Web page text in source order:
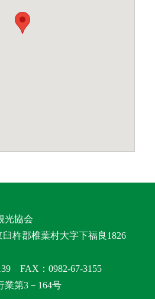
光協会
杵郡椎葉村大字下福良1826
FAX：0982-67-3155
第3－164号